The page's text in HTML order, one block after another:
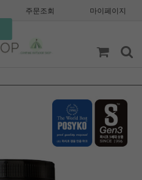
주문조회 마이페이지